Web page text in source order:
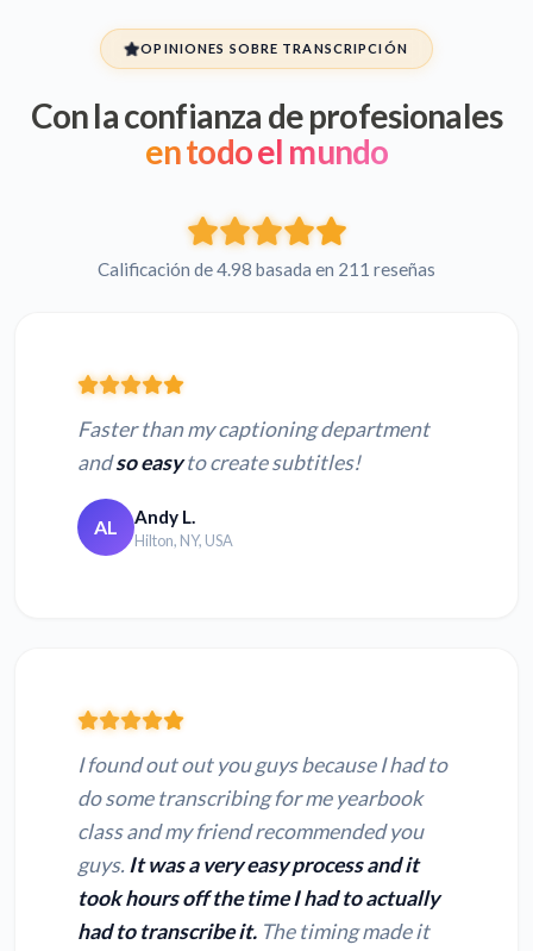
OPINIONES SOBRE TRANSCRIPCIÓN
Con la confianza de profesionales
en todo el mundo
Calificación de 4.98 basada en 211 reseñas
Faster than my captioning department
andso easyto create subtitles!
AL Andy L.
Hilton, NY, USA
I found out out you guys because I had to
do some transcribing for me yearbook
class and my friend recommended you
guys. It was a very easy process and it
took hours off the time I had to actually
had to transcribe it. The timing made it